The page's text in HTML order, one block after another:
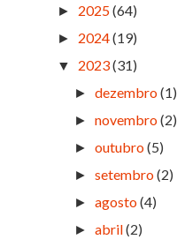
► 2025(64)
► 2024(19)
▼ 2023(31)
►dezembro(1)
►novembro(2)
►outubro(5)
►setembro(2)
►agosto(4)
►abril(2)